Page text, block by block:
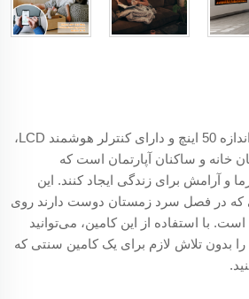
کامین تزئینی Lux star با اندازه 50 اینچ و دارای کنترلر هوشمند LCD،
خانه و ساکنان آپارتمان است که
و آرامش برای زندگی ایجاد کنند. این
که در فصل سرد زمستان دوست دارند روی
با استفاده از این کامین، می‌توانید
بدون تلاش لازم برای یک کامین سنتی که